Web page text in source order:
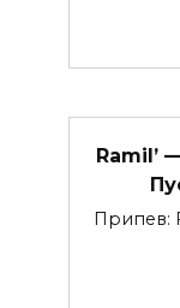
Ramil’
Припев: